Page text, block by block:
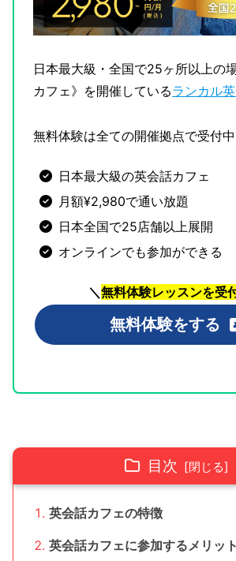
日本最大級・全国で25ヶ所以上の
カフェ》を開催しているランカル
無料体験は全ての開催拠点で受付中
日本最大級の英会話カフェ
月額¥2,980で通い放題
日本全国で25店舗以上展開
オンラインでも参加ができる
＼無料体験レッスンを受
無料体験をする
目次
英会話カフェの特徴
英会話カフェに参加するメリット